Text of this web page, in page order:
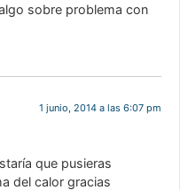
sobre problema con
1 junio, 2014 a las 6:07 pm
que pusieras
del calor gracias